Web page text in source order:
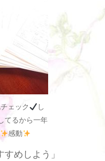
ェック
し
てるから一年
感動
すめしよう」